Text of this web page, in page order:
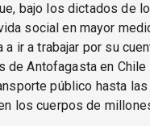
bajo los dictados de
social en mayor
ir a trabajar por su
de Antofagasta en
público hasta
los cuerpos de